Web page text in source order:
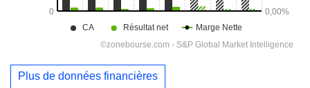
Plus de données financières